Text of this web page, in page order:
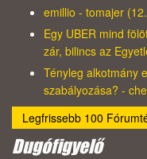
emillio - tomajer
Egy UBER mind
zár, bilincs az
Tényleg alkotmány
szabályozása? -
Legfrissebb 100
Dugófigyelő